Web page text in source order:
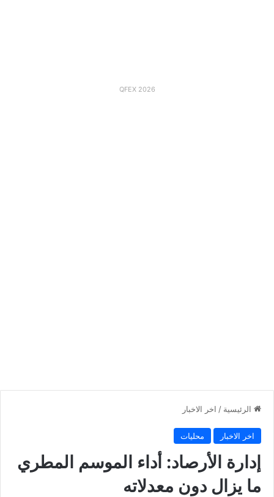
QFEX 2026
الرئيسية / اخر الاخبار
اخر الاخبار محليات
إدارة الأرصاد: أداء الموسم المطري
ما يزال دون معدلاته